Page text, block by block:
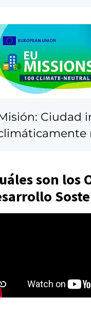
Ciudad
son los